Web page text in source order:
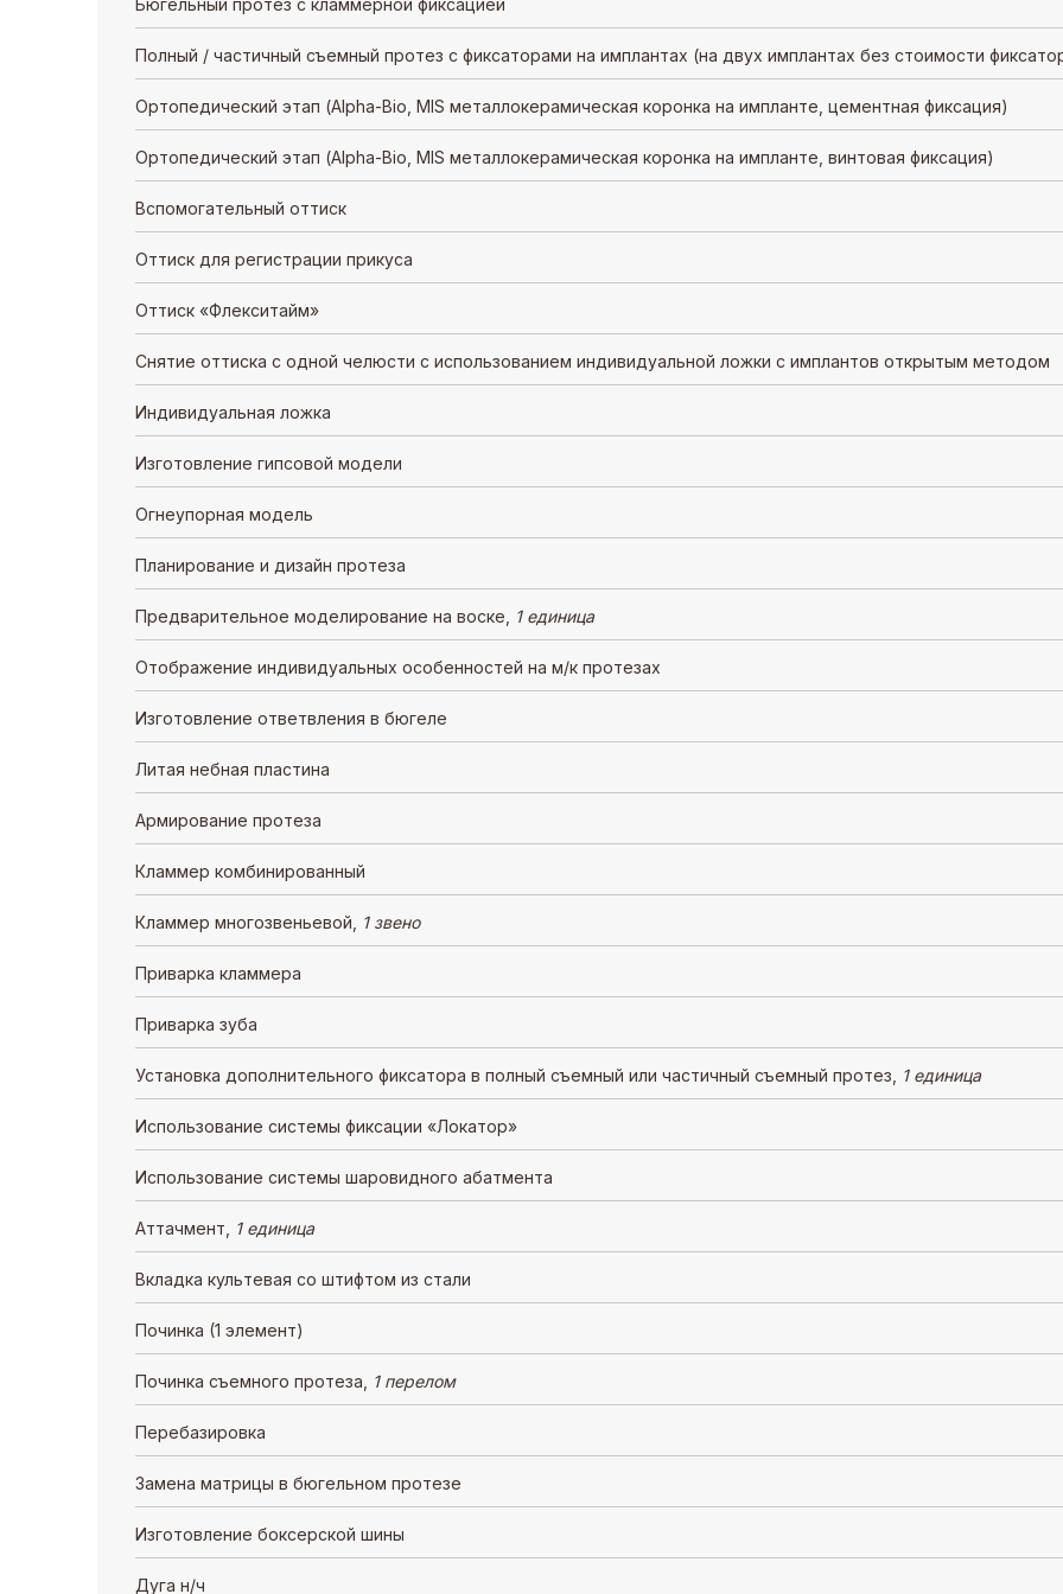
Бюгельный протез с кламмерной фиксацией
Полный / частичный съемный протез с фиксаторами на имплантах (на двух имплантах без стоимости
Ортопедический этап (Alpha-Bio, MIS металлокерамическая коронка на импланте, цементная фиксация)
Ортопедический этап (Alpha-Bio, MIS металлокерамическая коронка на импланте, винтовая фиксация)
Вспомогательный оттиск
Оттиск для регистрации прикуса
Оттиск «Флекситайм»
Снятие оттиска с одной челюсти с использованием индивидуальной ложки с имплантов открытым методом
Индивидуальная ложка
Изготовление гипсовой модели
Огнеупорная модель
Планирование и дизайн протеза
Предварительное моделирование на воске, 1 единица
Отображение индивидуальных особенностей на м/к протезах
Изготовление ответвления в бюгеле
Литая небная пластина
Армирование протеза
Кламмер комбинированный
Кламмер многозвеньевой, 1 звено
Приварка кламмера
Приварка зуба
Установка дополнительного фиксатора в полный съемный или частичный съемный протез, 1 единица
Использование системы фиксации «Локатор»
Использование системы шаровидного абатмента
Аттачмент, 1 единица
Вкладка культевая со штифтом из стали
Починка (1 элемент)
Починка съемного протеза, 1 перелом
Перебазировка
Замена матрицы в бюгельном протезе
Изготовление боксерской шины
Дуга н/ч